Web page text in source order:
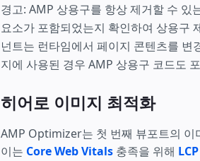
경고: AMP 상용구를 항상 제거할 수 있
요소가 포함되었는지 확인하여 상용구
넌트는 런타임에서 페이지 콘텐츠를 변
지에 사용된 경우 AMP 상용구 코드도
히어로 이미지 최적화
AMP Optimizer는 첫 번째 뷰포트의 이
이는 Core Web Vitals충족을 위해